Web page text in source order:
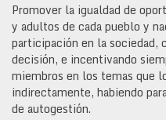
Promover la igualdad de
y adultos de cada pueblo y
participación en la sociedad,
decisión, e incentivando
miembros en los temas que
indirectamente, habiendo
de autogestión.